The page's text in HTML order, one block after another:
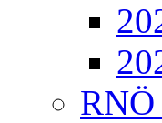
RNÖ